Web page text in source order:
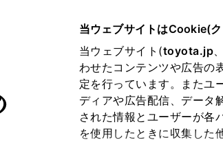
当ウェブサイトはCookie(ク
当ウェブサイト(toyota.jp、
わせたコンテンツや広告の
定を行っています。またユ
ディアや広告配信、データ
された情報とユーザーが各
を使用したときに収集した
心のために
マルチメディア 基
HDMI機